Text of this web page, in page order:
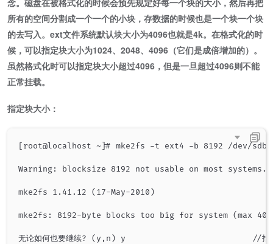
所有的空间分割成一个一个的小块，存数据的时候也是一个块一个块
的去写入。ext文件系统默认块大小为4096也就是4k。在格式化的时
候，可以指定块大小为1024、2048、4096（它们是成倍增加的）。
虽然格式化时可以指定块大小超过4096，但是一旦超过4096则不能
正常挂载。
指定块大小：
[root@localhost ~]# mke2fs -t ext4 -b 8192 /dev/sdb5
Warning: blocksize 8192 not usable on most systems.
mke2fs 1.41.12 (17-May-2010)
mke2fs: 8192-byte blocks too big for system (max
无论如何也要继续? (y,n) y                          //指定块大小为